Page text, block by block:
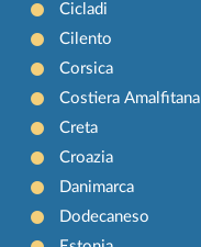
Cicladi
Cilento
Corsica
Costiera Amalfitana
Creta
Croazia
Danimarca
Dodecaneso